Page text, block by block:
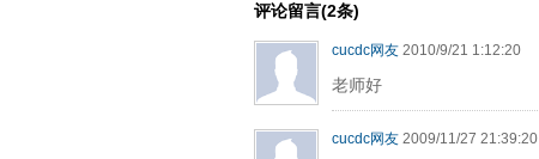
评论留言(2条)
cucdc网友 2010/9/21 1:12:20
老师好
cucdc网友 2009/11/27 21:39:20